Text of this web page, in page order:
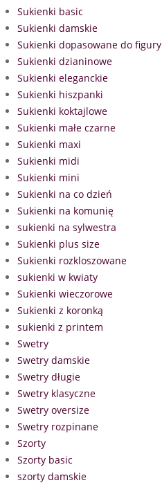
Sukienki basic
Sukienki damskie
Sukienki dopasowane do figury
Sukienki dzianinowe
Sukienki eleganckie
Sukienki hiszpanki
Sukienki koktajlowe
Sukienki małe czarne
Sukienki maxi
Sukienki midi
Sukienki mini
Sukienki na co dzień
Sukienki na komunię
sukienki na sylwestra
Sukienki plus size
Sukienki rozkloszowane
sukienki w kwiaty
Sukienki wieczorowe
Sukienki z koronką
sukienki z printem
Swetry
Swetry damskie
Swetry długie
Swetry klasyczne
Swetry oversize
Swetry rozpinane
Szorty
Szorty basic
szorty damskie